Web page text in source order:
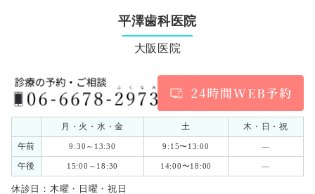
平澤歯科医院
大阪医院
月・火・水・金 土
木・日・祝
午前
9:30～13:30 9:15〜13:00 ―
午後 15:00～18:30 14:00〜18:00 ―
休診日：木曜・日曜・祝日